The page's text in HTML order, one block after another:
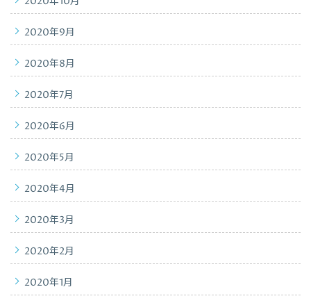
2020年9月
2020年8月
2020年7月
2020年6月
2020年5月
2020年4月
2020年3月
2020年2月
2020年1月